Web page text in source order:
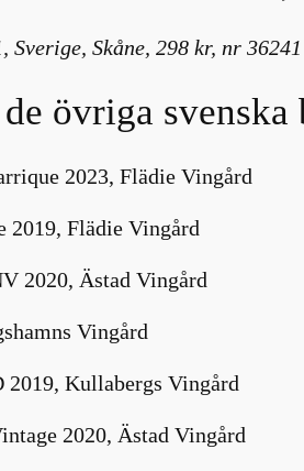
Sverige, Skåne, 298 kr, nr 36241
övriga
2023, Flädie Vingård
2019, Flädie Vingård
2020, Ästad Vingård
Vingård
2019, Kullabergs Vingård
2020, Ästad Vingård